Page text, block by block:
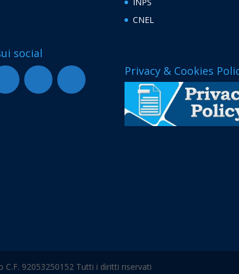
social
CNEL
Privacy & Cookies
92053250152 Tutti i diritti riservati